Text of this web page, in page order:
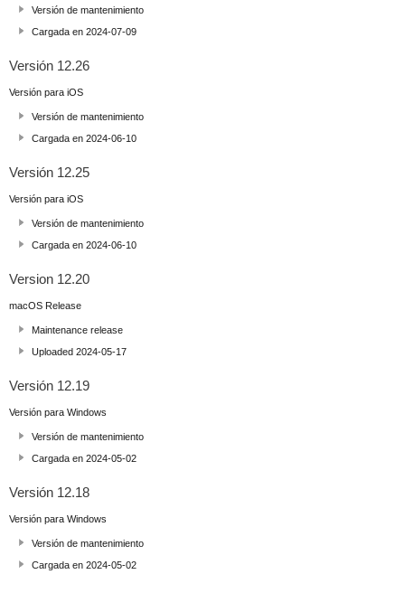
Versión de mantenimiento
Cargada en 2024-07-09
Versión 12.26
Versión para iOS
Versión de mantenimiento
Cargada en 2024-06-10
Versión 12.25
Versión para iOS
Versión de mantenimiento
Cargada en 2024-06-10
Version 12.20
macOS Release
Maintenance release
Uploaded 2024-05-17
Versión 12.19
Versión para Windows
Versión de mantenimiento
Cargada en 2024-05-02
Versión 12.18
Versión para Windows
Versión de mantenimiento
Cargada en 2024-05-02